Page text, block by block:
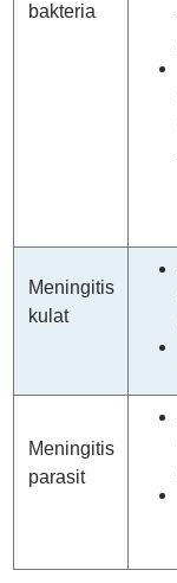
bakteria
Meningitis
kulat
Meningitis
parasit